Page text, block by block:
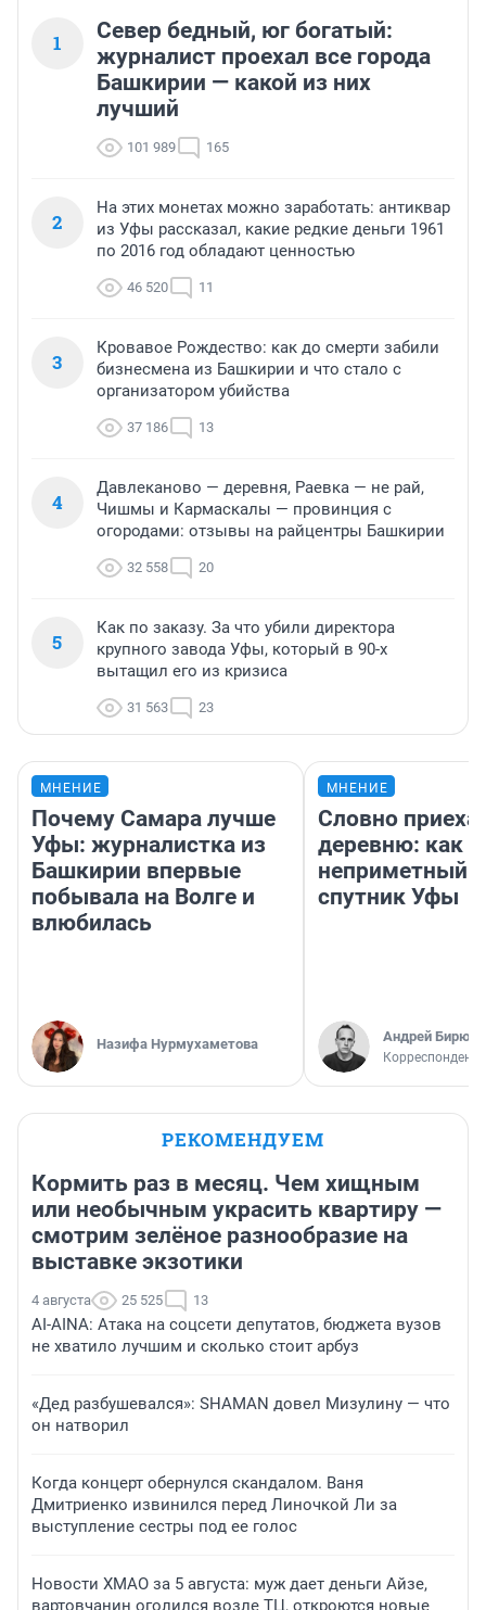
1
Север бедный, юг богатый:
журналист проехал все города
Башкирии — какой из них
лучший
101 989 165
2
На этих монетах можно заработать: антиквар
из Уфы рассказал, какие редкие деньги 1961
по 2016 год обладают ценностью
46 520 11
3
Кровавое Рождество: как до смерти забили
бизнесмена из Башкирии и что стало с
организатором убийства
37 186 13
4
Давлеканово — деревня, Раевка — не рай,
Чишмы и Кармаскалы — провинция с
огородами: отзывы на райцентры Башкирии
32 558 20
5
Как по заказу. За что убили директора
крупного завода Уфы, который в 90-х
вытащил его из кризиса
31 563 23
МНЕНИЕ
Почему Самара лучше
Уфы: журналистка из
Башкирии впервые
побывала на Волге и
влюбилась
Назифа Нурмухаметова
МНЕНИЕ
Словно
деревню: как
неприметный
спутник Уфы
Андрей
Корреспондент
РЕКОМЕНДУЕМ
Кормить раз в месяц. Чем хищным
или необычным украсить квартиру —
смотрим зелёное разнообразие на
выставке экзотики
4 августа 25 525 13
AI-AINA: Атака на соцсети депутатов, бюджета вузов
не хватило лучшим и сколько стоит арбуз
«Дед разбушевался»: SHAMAN довел Мизулину — что
он натворил
Когда концерт обернулся скандалом. Ваня
Дмитриенко извинился перед Линочкой Ли за
выступление сестры под ее голос
Новости ХМАО за 5 августа: муж дает деньги Айзе,
вартовчанин оголился возле ТЦ, откроются новые